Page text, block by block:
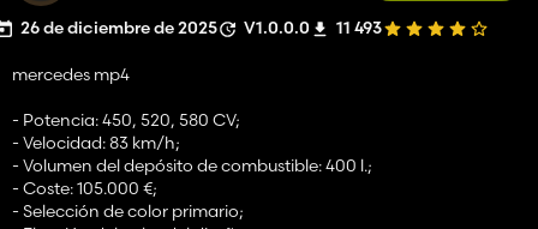
26 de diciembre de 2025 V1.0.0.0 11 493
mercedes mp4
- Potencia: 450, 520, 580 CV;
- Velocidad: 83 km/h;
- Volumen del depósito de combustible: 400 l.;
- Coste: 105.000 €;
- Selección de color primario;